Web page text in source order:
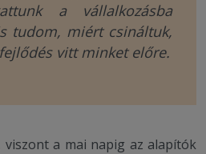
a vállalkozásba
tudom, miért csináltuk,
vitt minket előre.
viszont a mai napig az alapítók